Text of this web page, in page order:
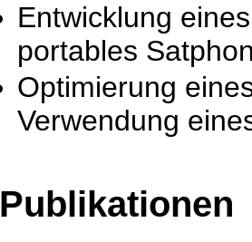
Entwicklung
portables
Optimierung
Verwendung
Publikationen